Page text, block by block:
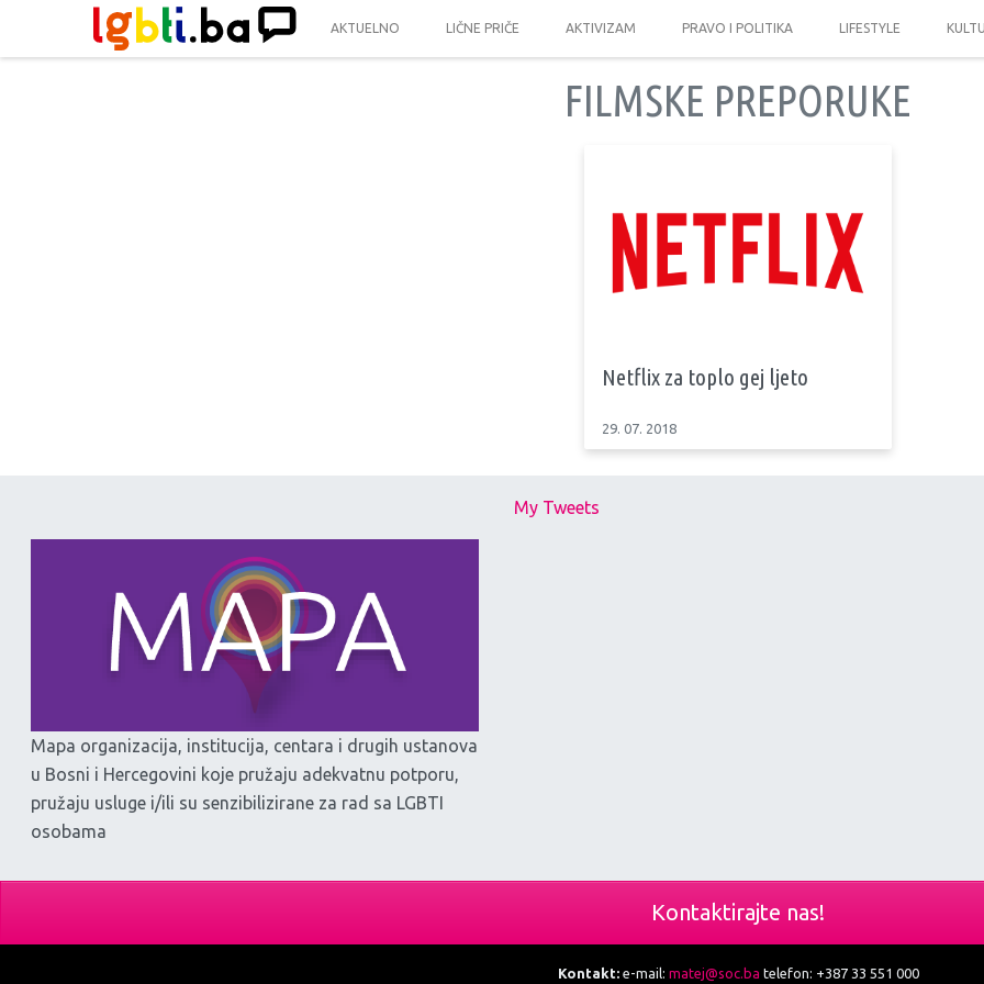
AKTUELNO LIČNE PRIČE AKTIVIZAM PRAVO I POLITIKA LIFESTYLE
FILMSKE PREPORUKE
Netflix za toplo gej ljeto
29. 07. 2018
Mapa organizacija, institucija, centara i drugih ustanova
u Bosni i Hercegovini koje pružaju adekvatnu potporu,
pružaju usluge i/ili su senzibilizirane za rad sa LGBTI
osobama
My Tweets
Kontaktirajte nas!
Kontakt:e-mail: matej@soc.ba telefon: +387 33 551 000